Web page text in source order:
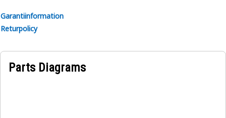
Garantiinformation
Returpolicy
Parts Diagrams